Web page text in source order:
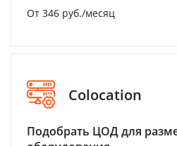
От 346 руб./месяц
Colocation
Подобрать ЦОД для